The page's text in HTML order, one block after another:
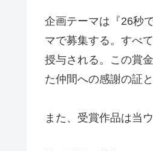
企画テーマは『26秒
マで募集する。すべ
授与される。この賞
た仲間への感謝の証
また、受賞作品は当